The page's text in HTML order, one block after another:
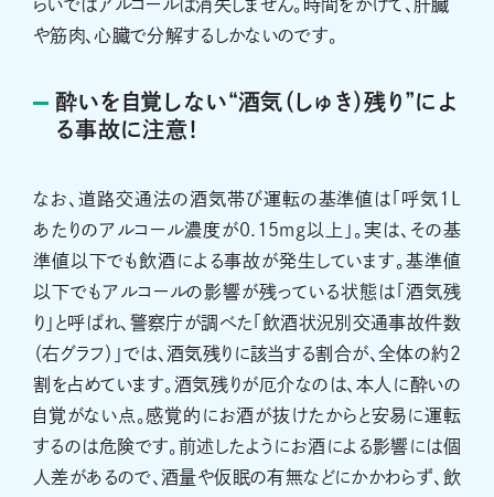
らいではアルコールは消失しません。時間をかけて、肝臓
や筋肉、心臓で分解するしかないのです。
酔いを自覚しない“酒気（しゅき）残り”によ
る事故に注意！
なお、道路交通法の酒気帯び運転の基準値は「呼気1L
あたりのアルコール濃度が0.15mg以上」。実は、その基
準値以下でも飲酒による事故が発生しています。基準値
以下でもアルコールの影響が残っている状態は「酒気残
り」と呼ばれ、警察庁が調べた「飲酒状況別交通事故件数
（右グラフ）」では、酒気残りに該当する割合が、全体の約2
割を占めています。酒気残りが厄介なのは、本人に酔いの
自覚がない点。感覚的にお酒が抜けたからと安易に運転
するのは危険です。前述したようにお酒による影響には個
人差があるので、酒量や仮眠の有無などにかかわらず、飲